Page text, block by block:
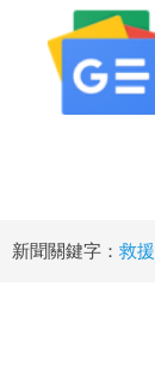
新聞關鍵字： 救援